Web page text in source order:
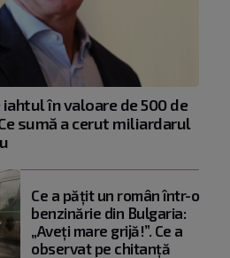
în valoare de 500 de
sumă a cerut miliardarul
Ce a pățit un român într-o
benzinărie din Bulgaria:
„Aveți mare grijă!”. Ce a
observat pe chitanță